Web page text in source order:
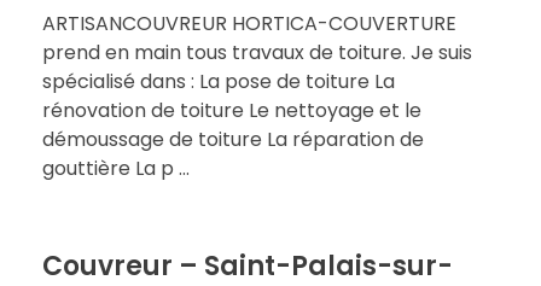
ARTISANCOUVREUR HORTICA-COUVERTURE
prend en main tous travaux de toiture. Je suis
spécialisé dans : La pose de toiture La
rénovation de toiture Le nettoyage et le
démoussage de toiture La réparation de
gouttière La p ...
Couvreur – Saint-Palais-sur-